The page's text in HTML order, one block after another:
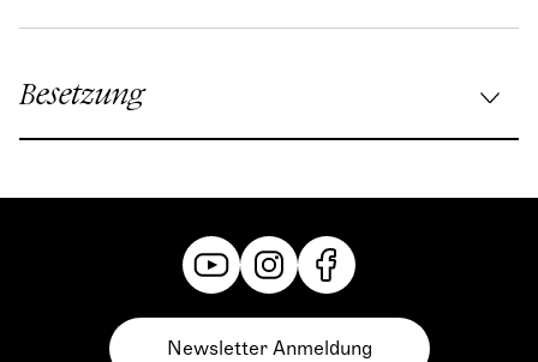
Besetzung
Karl Kolumbus (Violine): Caius Hiticaș
Martin Magellan (Violine): Simon Petek
Henrie Humboldt (Violine): Teruhisa Hiraki
Trina Travel:
Phaedra Brenke
Newsletter Anmeldung